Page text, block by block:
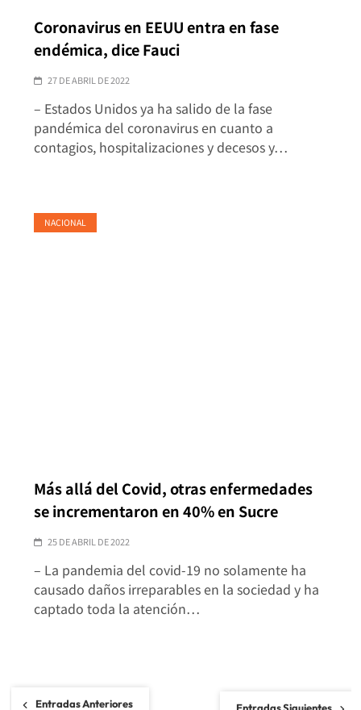
Coronavirus en EEUU entra en fase
endémica, dice Fauci
27 DE ABRIL DE 2022
– Estados Unidos ya ha salido de la fase
pandémica del coronavirus en cuanto a
contagios, hospitalizaciones y decesos y…
NACIONAL
Más allá del Covid, otras enfermedades
se incrementaron en 40% en Sucre
25 DE ABRIL DE 2022
– La pandemia del covid-19 no solamente ha
causado daños irreparables en la sociedad y ha
captado toda la atención…
Navegación
Entradas Anteriores Entradas Siguientes